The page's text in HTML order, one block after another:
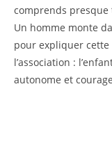
comprends presque
Un homme monte
pour expliquer cette
l’association :
autonome et